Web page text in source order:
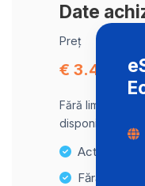
Date
Preț
€ 3.43
Fără limită de
disponibilă.
Activare
Fără taxe